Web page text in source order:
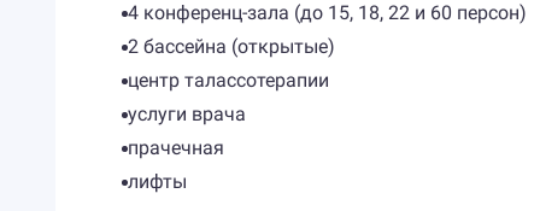
4 конференц-зала (до 15, 18, 22 и 60 персон)
2 бассейна (открытые)
центр талассотерапии
услуги врача
прачечная
лифты